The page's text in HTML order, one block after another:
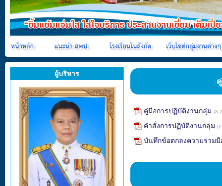
ผู้บริหาร
คู่มือการปฏิบัติงานกลุ่ม
คำสั่งการปฏิบัติงานกลุ่ม
บันทึกข้อตกลงความร่วม